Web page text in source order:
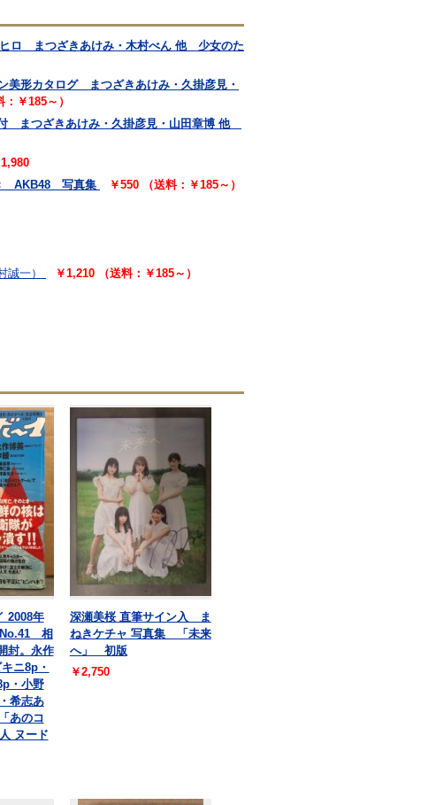
ロ まつざきあけみ・木村べん 他 少女のた
形カタログ まつざきあけみ・久掛彦見・
￥185～）
まつざきあけみ・久掛彦見・山田章博 他
1,980
AKB48 写真集
￥550 （送料：￥185～）
誠一）
￥1,210 （送料：￥185～）
2008年
No.41 相
封。永作
ニ8p・
・小野
希志あ
あのコ
ヌード
深瀬美桜 直筆サイン入 ま
ねきケチャ 写真集 「未来
へ」 初版
￥2,750